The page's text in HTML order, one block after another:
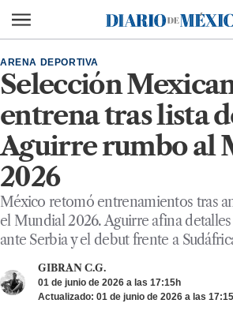
Diario de México
Selección
entrena tras lista
Aguirre rumbo al
2026
ARENA DEPORTIVA
México retomó entrenamientos tras
el Mundial 2026. Aguirre afina
ante Serbia y el debut frente a
GIBRAN C.G.
01 de junio de 2026 a las 17:15h
Actualizado: 01 de junio de 2026 a las